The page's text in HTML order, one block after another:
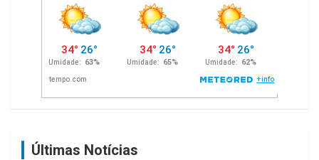
Últimas Notícias